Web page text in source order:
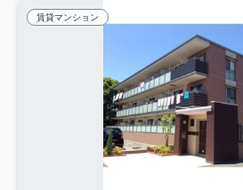
賃貸マンション